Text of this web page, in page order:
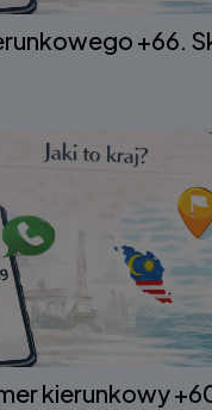
+66.
kierunkowy